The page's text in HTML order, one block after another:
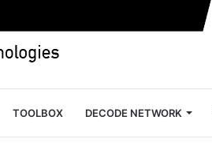
TOOLBOX DECODE NETWORK